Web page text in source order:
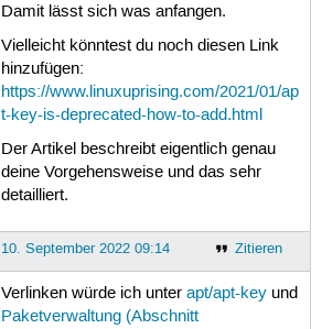
Damit lässt sich was anfangen.
Vielleicht könntest du noch diesen Link
hinzufügen:
https://www.linuxuprising.com/2021/01/ap
t-key-is-deprecated-how-to-add.html
Der Artikel beschreibt eigentlich genau
deine Vorgehensweise und das sehr
detailliert.
Zitieren
10. September 2022 09:14
Verlinken würde ich unter apt/apt-keyund
Paketverwaltung (Abschnitt